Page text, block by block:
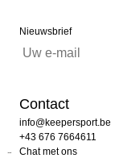
Nieuwsbrief
Contact
info@keepersport.be
+43 676 7664611
Chat met ons